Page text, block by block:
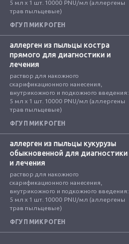
5 мл x 1 шт. 10000 PNU/мл (аллергены
трав пыльцевые)
ФГУП МИКРОГЕН
аллерген из пыльцы костра
прямого для диагностики и
лечения
раствор для накожного
скарификационного нанесения,
внутрикожного и подкожного введения:
5 мл x 1 шт. 10000 PNU/мл (аллергены
трав пыльцевые)
ФГУП МИКРОГЕН
аллерген из пыльцы кукурузы
обыкновенной для диагностики
и лечения
раствор для накожного
скарификационного нанесения,
внутрикожного и подкожного введения:
5 мл x 1 шт. 10000 PNU/мл (аллергены
трав пыльцевые)
ФГУП МИКРОГЕН